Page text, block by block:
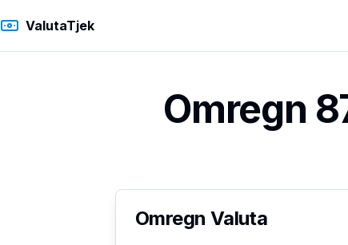
ValutaTjek
Omregn
Omregn Valuta